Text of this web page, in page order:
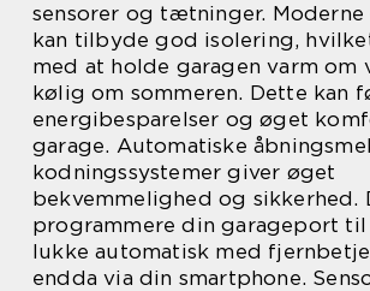
sensorer og tætninger.
kan tilbyde god isolering,
med at holde garagen varm om
kølig om sommeren. Dette kan
energibesparelser og øget
garage. Automatiske
kodningssystemer giver øget
bekvemmelighed og sikkerhed.
programmere din garageport til
lukke automatisk med
endda via din smartphone.